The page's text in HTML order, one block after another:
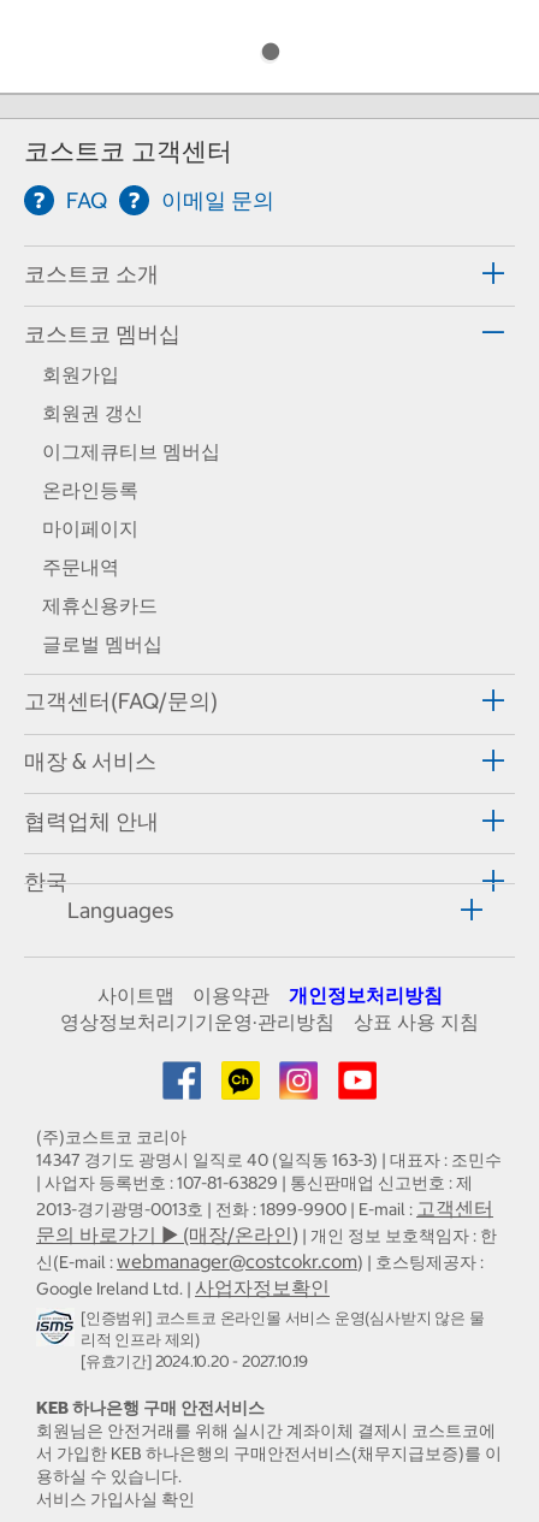
코스트코 고객센터
FAQ 이메일 문의
코스트코 소개
코스트코 멤버십
회원가입
회원권 갱신
이그제큐티브 멤버십
온라인등록
마이페이지
주문내역
제휴신용카드
글로벌 멤버십
고객센터(FAQ/문의)
매장 & 서비스
협력업체 안내
한국
Languages
사이트맵 이용약관
개인정보처리방침
영상정보처리기기운영·관리방침
상표 사용 지침
(주)코스트코 코리아
14347 경기도 광명시 일직로 40 (일직동 163-3) | 대표자 : 조민수
| 사업자 등록번호 : 107-81-63829 | 통신판매업 신고번호 : 제
2013-경기광명-0013호 | 전화 : 1899-9900 | E-mail : 고객센터
문의 바로가기 ▶ (매장/온라인) | 개인 정보 보호책임자 : 한
신(E-mail :webmanager@costcokr.com) | 호스팅제공자 :
Google Ireland Ltd. | 사업자정보확인
[인증범위] 코스트코 온라인몰 서비스 운영(심사받지 않은 물
리적 인프라 제외)
[유효기간] 2024.10.20 - 2027.10.19
KEB 하나은행 구매 안전서비스
회원님은 안전거래를 위해 실시간 계좌이체 결제시 코스트코에
서 가입한 KEB 하나은행의 구매안전서비스(채무지급보증)를 이
용하실 수 있습니다.
서비스 가입사실 확인